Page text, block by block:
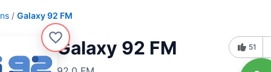
Galaxy 92 FM
Galaxy 92 FM 51